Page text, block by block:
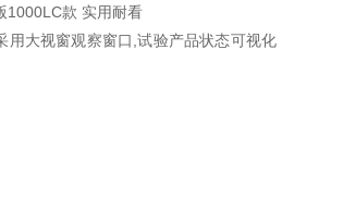
1000LC款 实用耐看
用大视窗观察窗口,试验产品状态可视化
大，更直观，操作更简单，运行更稳